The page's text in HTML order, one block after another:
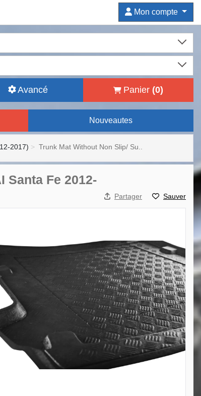
Mon compte
Avancé Panier (0)
Nouveautes
2017) Trunk Mat Without Non Slip/ Su..
Santa Fe 2012-
Partager Sauver